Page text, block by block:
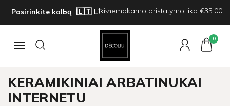
Pasirinkite kalbą Iki nemokamo pristatymo liko €35.00
Navigacija
0
KERAMIKINIAI ARBATINUKAI
INTERNETU